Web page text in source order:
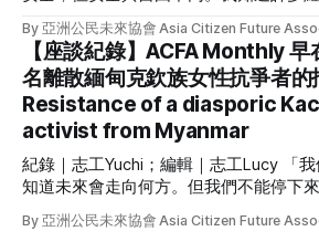
Foundation）的執行長，持續為政治暴
聲。 活動一開始，講者 Prakaidao Phurksakasemsuk 先向參
與者提問： 「如果你曾經歷失去愛人、家人，或與他們離
別，請舉手。」 她說自己與家人分離，並失去了摯愛的人，
與在場的參與者或多或少都有共同的經驗。
Phurksakasemsuk 自政治與社運運動家
字有「蠟燭」
要羅興亞人還沒自由，我的自由就不完整。」 作為緬
個族群之一的羅興亞人，曾被聯合國指
族群，也是全球最大的無國籍人口。羅
84 年，到此刻仍在發生。面對如此苦難，
們邀請到支持羅興亞女性難民的 Noor
她逃離種族滅絕、為羅興亞發聲的故事
興亞女性投入運動的困境，以及一個由
組織為何如此重要；除了個人經驗外，
與仇恨言論的核心，闡述她與團隊如何
逃離種族滅絕：從緬甸、馬來西亞到澳洲 Noor Azizah來自
By 亞洲公民未來協會 Asia Citizen Future
【座談紀錄】ACFA Monthly
名離散緬甸克欽族女性抗爭者
Resistance of a diasporic
activist from Myanmar
紀錄｜志工Yuchi；編輯｜志工Lucy 「我們回不去緬甸，也不
知道未來會走向何方。但我們不能停下
牲、受苦，我們必須繼續反抗。」 自 2021 年緬甸軍事政變
後，在台灣的緬甸社群就積極為家鄉的
By 亞洲公民未來協會 Asia Citizen Future